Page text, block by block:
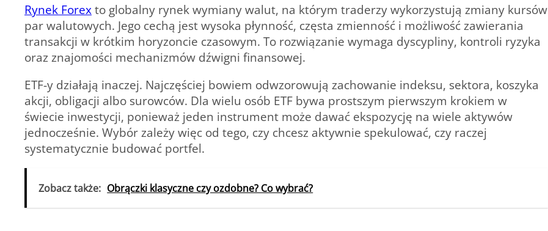
Rynek Forexto globalny rynek wymiany walut, na którym traderzy wykorzystują zmiany kursów
par walutowych. Jego cechą jest wysoka płynność, częsta zmienność i możliwość zawierania
transakcji w krótkim horyzoncie czasowym. To rozwiązanie wymaga dyscypliny, kontroli ryzyka
oraz znajomości mechanizmów dźwigni finansowej.
ETF-y działają inaczej. Najczęściej bowiem odwzorowują zachowanie indeksu, sektora, koszyka
akcji, obligacji albo surowców. Dla wielu osób ETF bywa prostszym pierwszym krokiem w
świecie inwestycji, ponieważ jeden instrument może dawać ekspozycję na wiele aktywów
jednocześnie. Wybór zależy więc od tego, czy chcesz aktywnie spekulować, czy raczej
systematycznie budować portfel.
Zobacz także: Obrączki klasyczne czy ozdobne? Co wybrać?